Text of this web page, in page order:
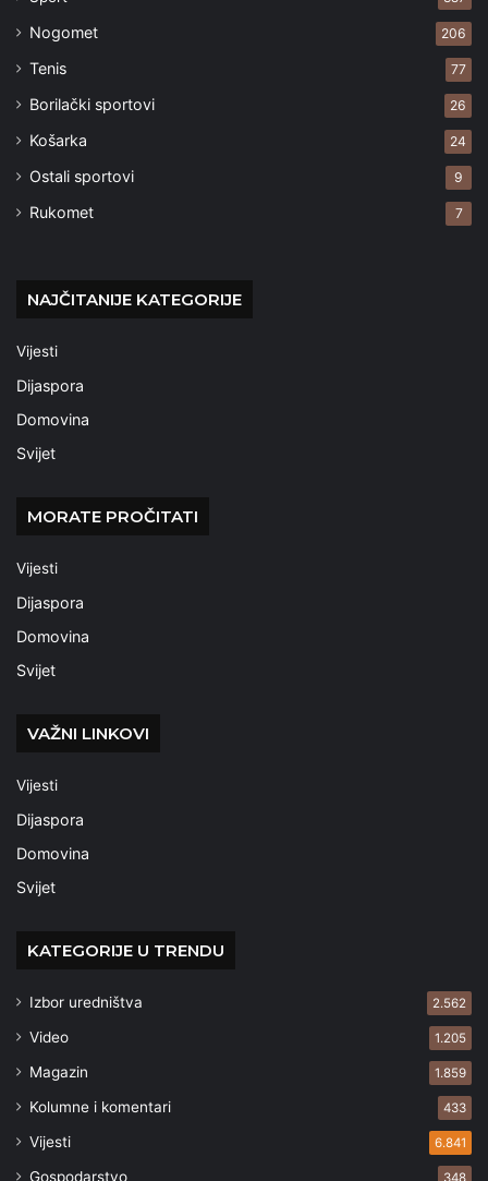
Nogomet 206
Tenis 77
Borilački sportovi 26
Košarka 24
Ostali sportovi 9
Rukomet 7
NAJČITANIJE KATEGORIJE
Vijesti
Dijaspora
Domovina
Svijet
MORATE PROČITATI
Vijesti
Dijaspora
Domovina
Svijet
VAŽNI LINKOVI
Vijesti
Dijaspora
Domovina
Svijet
KATEGORIJE U TRENDU
Izbor uredništva 2.562
Video 1.205
Magazin 1.859
Kolumne i komentari 433
Vijesti 6.841
Gospodarstvo 348